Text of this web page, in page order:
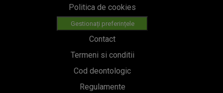
Politica de cookies
Gestionați preferințele
Contact
Termeni si conditii
Cod deontologic
Regulamente